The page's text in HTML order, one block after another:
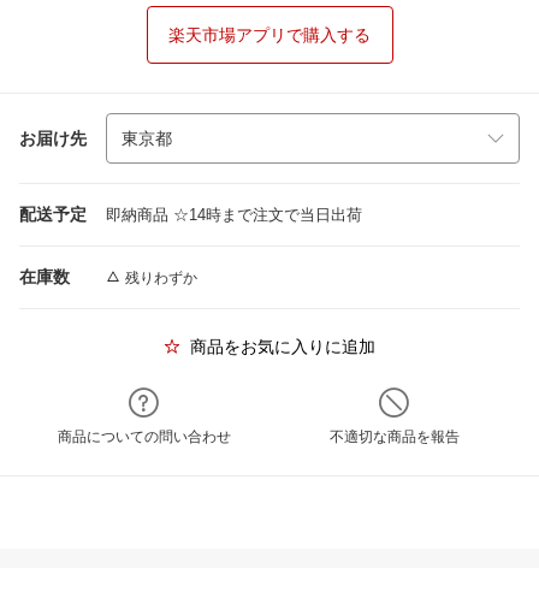
楽天市場アプリで購入する
お届け先
配送予定 即納商品 ☆14時まで注文で当日出荷
在庫数 残りわずか
商品をお気に入りに追加
商品についての問い合わせ 不適切な商品を報告